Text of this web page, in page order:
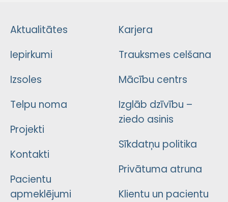
Aktualitātes
Iepirkumi
Izsoles
Telpu noma
Projekti
Kontakti
Pacientu
apmeklējumi
Karjera
Trauksmes celšana
Mācību centrs
Izglāb dzīvību –
ziedo asinis
Sīkdatņu politika
Privātuma atruna
Klientu un pacientu